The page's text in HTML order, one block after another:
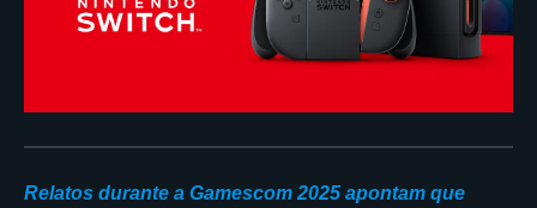
Relatos durante a Gamescom 2025 apontam que